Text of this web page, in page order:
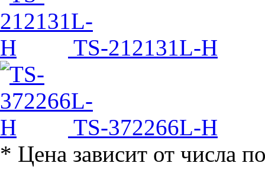
TS-212131L-H
TS-372266L-H
* Цена зависит от числа